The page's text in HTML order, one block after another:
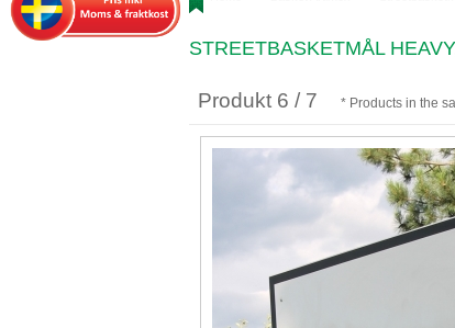
STREETBASKETMÅL
Produkt 6 / 7 * Products in the